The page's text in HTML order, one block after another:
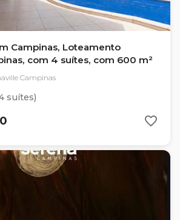
Campinas, Loteamento
com 4 suítes, com 600 m²
Campinas
suítes)